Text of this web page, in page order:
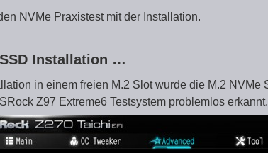
NVMe Praxistest mit der Installation.
Installation …
in einem freien M.2 Slot wurde die M.2 NVMe
Z97 Extreme6 Testsystem problemlos erkannt.